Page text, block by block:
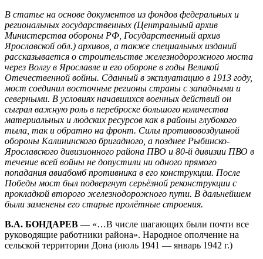
В статье на основе документов из фондов федеральных и
региональных государственных (Центральный архив
Министерства обороны РФ, Государственный архив
Ярославской обл.) архивов, а также специальных изданий
рассказывается о строительстве железнодорожного моста
через Волгу в Ярославле и его обороне в годы Великой
Отечественной войны. Сданный в эксплуатацию в 1913 году,
мост соединил восточные регионы страны с западными и
северными. В условиях начавшихся военных действий он
сыграл важную роль в переброске большого количества
материальных и людских ресурсов как в районы глубокого
тыла, так и обратно на фронт. Силы противовоздушной
обороны Калининского бригадного, а позднее Рыбинско-
Ярославского дивизионного района ПВО и 80-й дивизии ПВО в
течение всей войны не допустили ни одного прямого
попадания авиабомб противника в его конструкции. После
Победы мост был подвергнут серьёзной реконструкции с
прокладкой второго железнодорожного пути. В дальнейшем
были заменены его старые пролётные строения.
В.А. БОНДАРЕВ — «…В числе шагающих были почти все
руководящие работники района». Народное ополчение на
сельской территории Дона (июль 1941 — январь 1942 г.)